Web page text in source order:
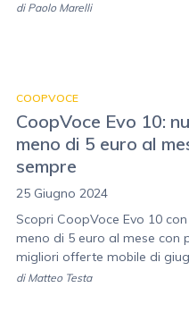
di Paolo Marelli
COOPVOCE
CoopVoce Evo 10:
meno di 5 euro al
sempre
25 Giugno 2024
Scopri CoopVoce Evo 10
meno di 5 euro al mese con
migliori offerte mobile di
di Matteo Testa